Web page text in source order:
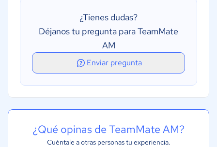
¿Tienes dudas?
Déjanos tu pregunta para TeamMate
AM
Enviar pregunta
¿Qué opinas de TeamMate AM?
Cuéntale a otras personas tu experiencia.